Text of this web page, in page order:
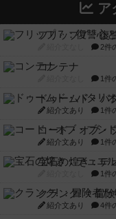
ア
フリップ７：復
2件
コンテナ
1件
ドゥームド・バ
紹介文あり 1件
コード・オブ・
紹介文あり 1件
宝石の煌き：デ
1件
クランク! ：冒険
紹介文あり 4件